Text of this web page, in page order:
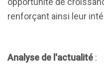
renforçant ainsi leur
Analyse de l'actualité :